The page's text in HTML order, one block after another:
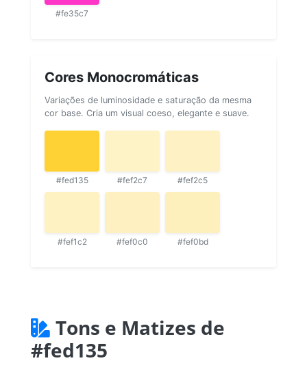
#fe35c7
Cores Monocromáticas
Variações de luminosidade e saturação da mesma
cor base. Cria um visual coeso, elegante e suave.
#fed135 #fef2c7 #fef2c5
#fef1c2 #fef0c0 #fef0bd
Tons e Matizes de
#fed135